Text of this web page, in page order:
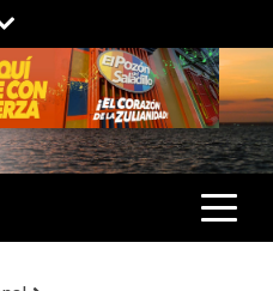
VENEZUELA Y
GENERAL.